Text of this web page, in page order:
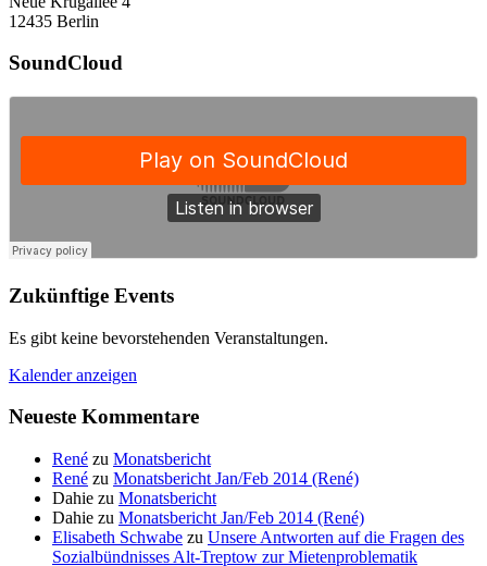
12435 Berlin
SoundCloud
Zukünftige Events
Es gibt keine bevorstehenden Veranstaltungen.
Kalender anzeigen
Neueste Kommentare
René zu Monatsbericht
René zu Monatsbericht Jan/Feb 2014 (René)
Dahie zu Monatsbericht
Dahie zu Monatsbericht Jan/Feb 2014 (René)
Elisabeth Schwabe zu Unsere Antworten auf die Fragen des
Sozialbündnisses Alt-Treptow zur Mietenproblematik